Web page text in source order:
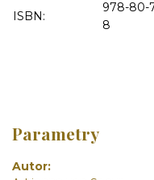
ISBN:
978-80-
8
Parametry
Autor